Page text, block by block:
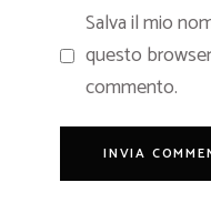
Salva il mio
questo
commento.